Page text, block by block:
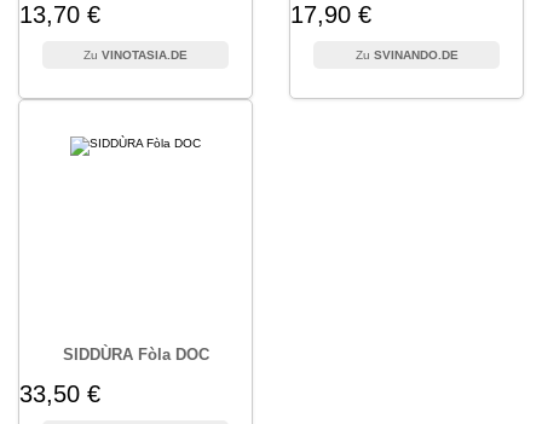
13,70 €
VINOTASIA.DE
17,90 €
SVINANDO.DE
SIDDÙRA Fòla DOC
33,50 €